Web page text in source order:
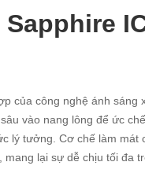
của công nghệ ánh sáng
vào nang lông để ức
lý tưởng. Cơ chế làm mát
lại sự dễ chịu tối đa